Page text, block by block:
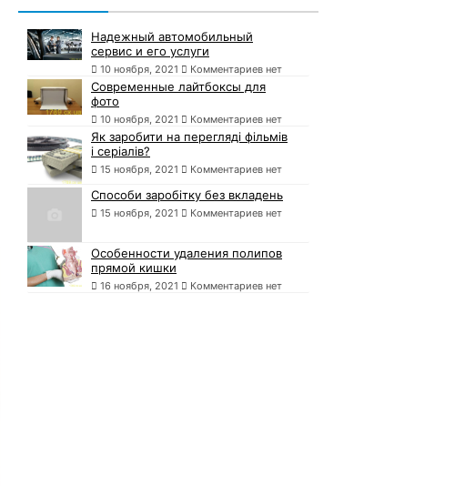
Надежный автомобильный
сервис и его услуги
10 ноября, 2021 Комментариев нет
Современные лайтбоксы для
фото
10 ноября, 2021 Комментариев нет
Як заробити на перегляді фільмів
і серіалів?
15 ноября, 2021 Комментариев нет
Способи заробітку без вкладень
15 ноября, 2021 Комментариев нет
Особенности удаления полипов
прямой кишки
16 ноября, 2021 Комментариев нет